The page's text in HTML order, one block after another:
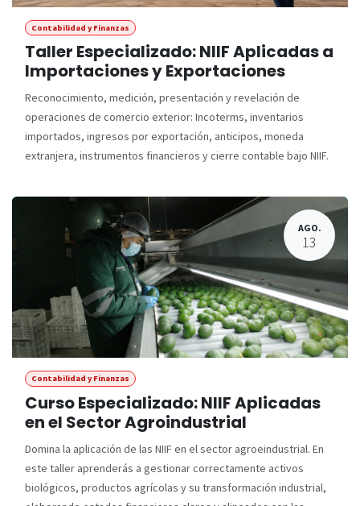
Contabilidad y Finanzas
Taller Especializado: NIIF Aplicadas a
Importaciones y Exportaciones
Reconocimiento, medición, presentación y revelación de
operaciones de comercio exterior: Incoterms, inventarios
importados, ingresos por exportación, anticipos, moneda
extranjera, instrumentos financieros y cierre contable bajo NIIF.
AGO.
13
Contabilidad y Finanzas
Curso Especializado: NIIF Aplicadas
en el Sector Agroindustrial
Domina la aplicación de las NIIF en el sector agroeindustrial. En
este taller aprenderás a gestionar correctamente activos
biológicos, productos agrícolas y su transformación industrial,